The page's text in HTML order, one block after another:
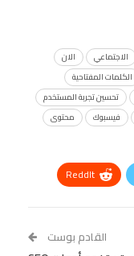
الاجتماعي
الان
الكلمات المفتاحية
تحسين تجربة المستخدم
فيسبوك
محتوى
ReddIt
القادم بوست